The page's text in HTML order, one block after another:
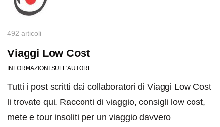
492 articoli
Viaggi Low Cost
INFORMAZIONI SULL'AUTORE
Tutti i post scritti dai collaboratori di Viaggi Low Cost
li trovate qui. Racconti di viaggio, consigli low cost,
mete e tour insoliti per un viaggio davvero